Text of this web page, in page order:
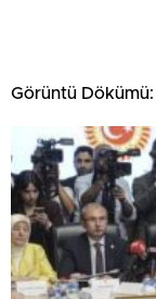
Görüntü Dökümü: